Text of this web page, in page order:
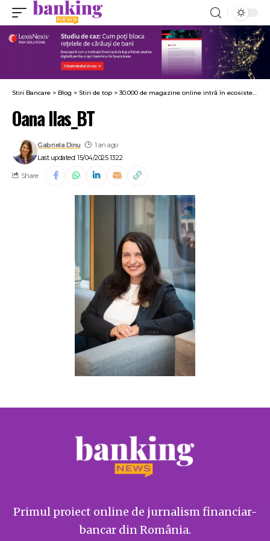
Stiri Bancare > Blog > Stiri de top > 30.000 de magazine online intră în ecosistemul BT Pay, cu ajutorul NETOPIA Payments. Oana Ilaș: Ca lider al pieței de carduri, BT își asumă un rol activ în evoluția plăților digitale
Oana Ilas_BT
Last updated: 15/04/2025 13:22
Gabriela Dinu 1 an ago
Share
Primul proiect online de jurnalism financiar-
bancar din România.